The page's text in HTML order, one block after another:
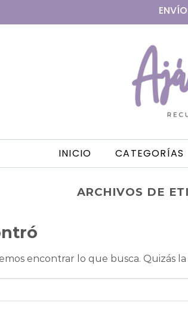
INICIO CATEGORÍAS
ARCHIVOS DE
encontrar lo que busca. Quizás